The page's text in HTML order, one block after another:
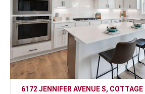
6172 JENNIFER AVENUE S,